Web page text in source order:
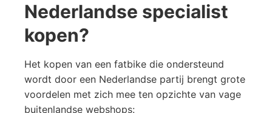
Nederlandse specialist
kopen?
Het kopen van een fatbike die ondersteund
wordt door een Nederlandse partij brengt grote
voordelen met zich mee ten opzichte van vage
buitenlandse webshops: